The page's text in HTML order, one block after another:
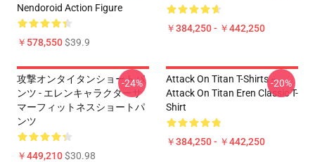
Nendoroid Action Figure
￥578,550$39.9
￥384,250 - ￥442,250
攻撃オンタイタンショートパ
ンツ - エレンキャラクターサ
マーフィットネスショートパ
ンツ
￥449,210$30.98
-24%
Attack On Titan T-Shirts –
Attack On Titan Eren Classic T-
Shirt
￥384,250 - ￥442,250
-20%